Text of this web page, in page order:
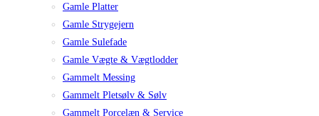
Gamle Platter
Gamle Strygejern
Gamle Sulefade
Gamle Vægte & Vægtlodder
Gammelt Messing
Gammelt Pletsølv & Sølv
Gammelt Porcelæn & Service